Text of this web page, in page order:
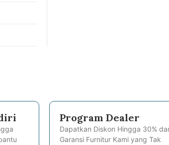
Program Dealer
Dapatkan Diskon Hingga 30%
Garansi Furnitur Kami yang Tak